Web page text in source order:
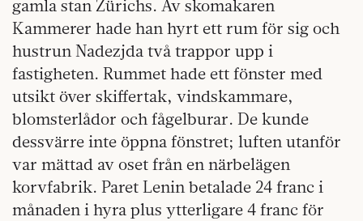
gamla stan Zürichs. Av skomakaren
Kammerer hade han hyrt ett rum för sig och
hustrun Nadezjda två trappor upp i
fastigheten. Rummet hade ett fönster med
utsikt över skiffertak, vindskammare,
blomsterlådor och fågelburar. De kunde
dessvärre inte öppna fönstret; luften utanför
var mättad av oset från en närbelägen
korvfabrik. Paret Lenin betalade 24 franc i
månaden i hyra plus ytterligare 4 franc för